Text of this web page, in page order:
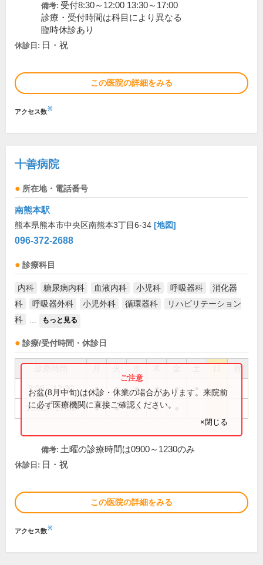
備考: 受付8:30～12:00 13:30～17:00
診療・受付時間は科目により異なる
臨時休診あり
休診日: 日・祝
この医院の詳細をみる
アクセス数※
十善病院
所在地・電話番号
南熊本駅
熊本県熊本市中央区南熊本3丁目6-34 [地図]
096-372-2688
診療科目
内科 糖尿病内科 血液内科 小児科 呼吸器科
消化器
科
呼吸器外科 小児外科 循環器科
リハビリテーション
科
もっと見る
診療/受付時間・休診日
祝
9:00～12:30 ● ● ● ● ●
13:30～17:30 ● ● ● ●
お盆(8月中旬)は休診・休業の場合があります。来院前
に必ず医療機関に直接ご確認ください。
×閉じる
備考: 土曜の診療時間は0900～1230のみ
休診日: 日・祝
この医院の詳細をみる
アクセス数※